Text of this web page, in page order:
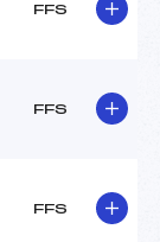
FFS
FFS
FFS